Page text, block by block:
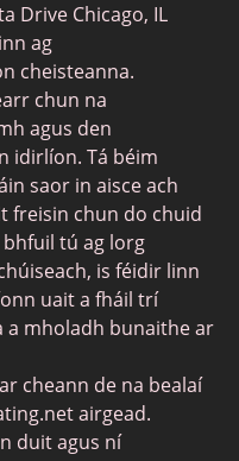
Drive Chicago, IL
ag
cheisteanna.
chun na
agus den
idirlíon. Tá béim
saor in aisce ach
freisin chun do chuid
tú ag lorg
is féidir linn
uait a fháil trí
a mholadh bunaithe ar
cheann de na bealaí
airgead.
duit agus ní